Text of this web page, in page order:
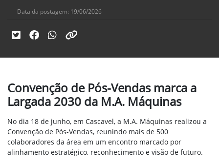
Data da postagem: 19/06/2026
Convenção de Pós-Vendas marca a
Largada 2030 da M.A. Máquinas
No dia 18 de junho, em Cascavel, a M.A. Máquinas realizou a
Convenção de Pós-Vendas, reunindo mais de 500
colaboradores da área em um encontro marcado por
alinhamento estratégico, reconhecimento e visão de futuro.